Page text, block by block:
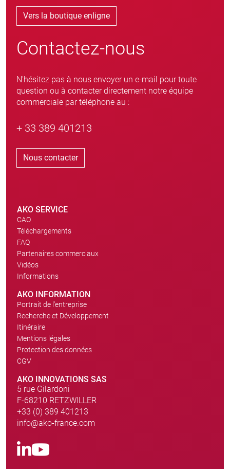
Vers la boutique enligne
Contactez-nous
N'hésitez pas à nous envoyer un e-mail pour toute
question ou à contacter directement notre équipe
commerciale par téléphone au :
+ 33 389 401213
Nous contacter
AKO SERVICE
CAO
Téléchargements
FAQ
Partenaires commerciaux
Vidéos
Informations
AKO INFORMATION
Portrait de l'entreprise
Recherche et Développement
Itinéraire
Mentions légales
Protection des données
CGV
AKO INNOVATIONS SAS
5 rue Gilardoni
F-68210 RETZWILLER
+33 (0) 389 401213
info@ako-france.com